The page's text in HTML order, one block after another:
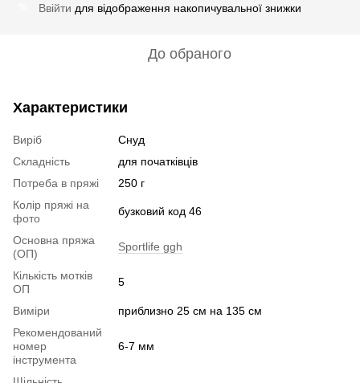
Ввійти для відображення накопичувальної знижки
До обраного
Характеристики
Виріб
Снуд
Складність
для початківців
Потреба в пряжі
250 г
Колір пряжі на
фото
бузковий код 46
Основна пряжа
(ОП)
Sportlife ggh
Кількість мотків
ОП
5
Виміри
приблизно 25 см на 135 см
Рекомендований
номер
інструмента
6-7 мм